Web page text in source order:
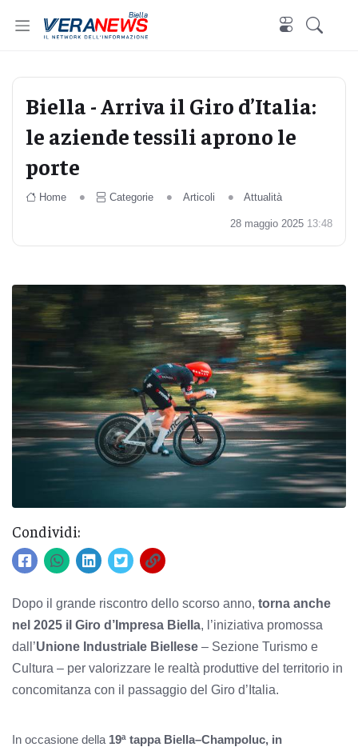
Biella
Biella - Arriva il Giro d’Italia:
le aziende tessili aprono le
porte
Home Categorie Articoli Attualità
28 maggio 2025 13:48
Condividi:
Dopo il grande riscontro dello scorso anno, torna anche
nel 2025 il Giro d’Impresa Biella, l’iniziativa promossa
dall’Unione Industriale Biellese – Sezione Turismo e
Cultura – per valorizzare le realtà produttive del territorio in
concomitanza con il passaggio del Giro d’Italia.
In occasione della 19ª tappa Biella–Champoluc, in